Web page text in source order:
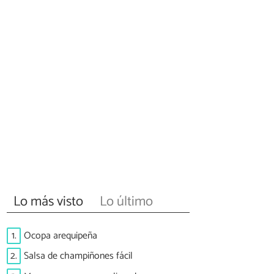
Lo más visto Lo último
1. Ocopa arequipeña
2. Salsa de champiñones fácil